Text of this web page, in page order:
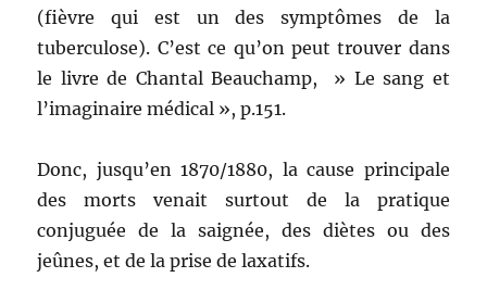
(fièvre qui est un des symptômes de la
tuberculose). C’est ce qu’on peut trouver dans
le livre de Chantal Beauchamp, » Le sang et
l’imaginaire médical », p.151.
Donc, jusqu’en 1870/1880, la cause principale
des morts venait surtout de la pratique
conjuguée de la saignée, des diètes ou des
jeûnes, et de la prise de laxatifs.